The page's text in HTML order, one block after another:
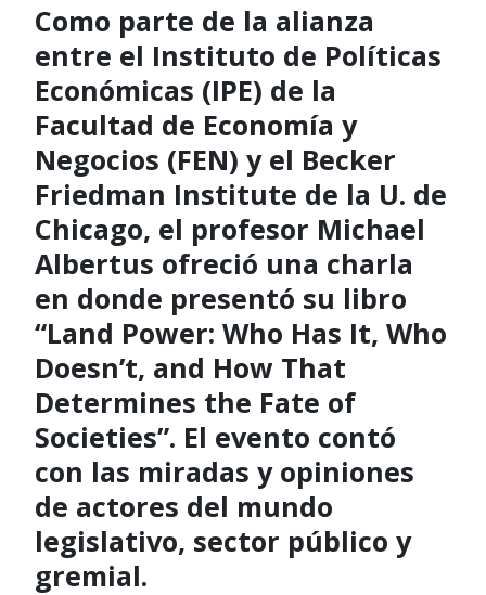
Como parte de la alianza
entre el Instituto de Políticas
Económicas (IPE) de la
Facultad de Economía y
Negocios (FEN) y el Becker
Friedman Institute de la U. de
Chicago, el profesor Michael
Albertus ofreció una charla
en donde presentó su libro
“Land Power: Who Has It, Who
Doesn’t, and How That
Determines the Fate of
Societies”. El evento contó
con las miradas y opiniones
de actores del mundo
legislativo, sector público y
gremial.